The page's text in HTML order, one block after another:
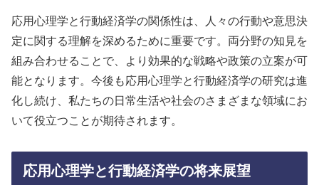
応用心理学と行動経済学の関係性は、人々の行動や意思決
定に関する理解を深めるために重要です。両分野の知見を
組み合わせることで、より効果的な戦略や政策の立案が可
能となります。今後も応用心理学と行動経済学の研究は進
化し続け、私たちの日常生活や社会のさまざまな領域にお
いて役立つことが期待されます。
応用心理学と行動経済学の将来展望